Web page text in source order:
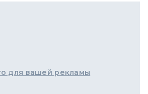
для вашей рекламы